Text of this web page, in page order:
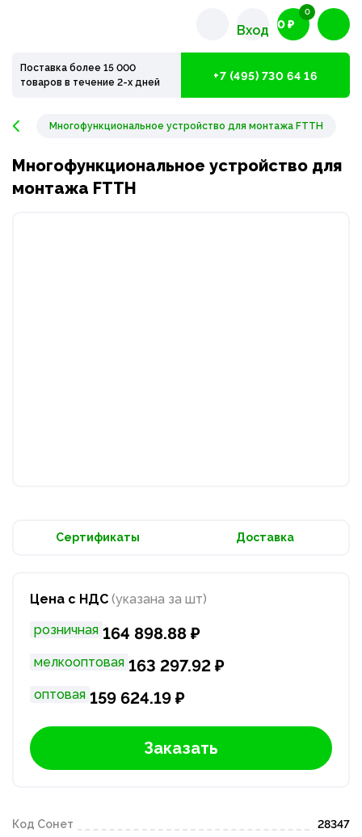
Вход 0 ₽
0
Поставка более 15 000
товаров в течение 2-х дней
+7 (495) 730 64 16
Многофункциональное устройство для монтажа FTTH
Многофункциональное устройство для
монтажа FTTH
Сертификаты Доставка
Цена с НДС (указана за шт)
розничная 164 898.88 ₽
мелкооптовая 163 297.92 ₽
оптовая 159 624.19 ₽
Заказать
Код Сонет 28347